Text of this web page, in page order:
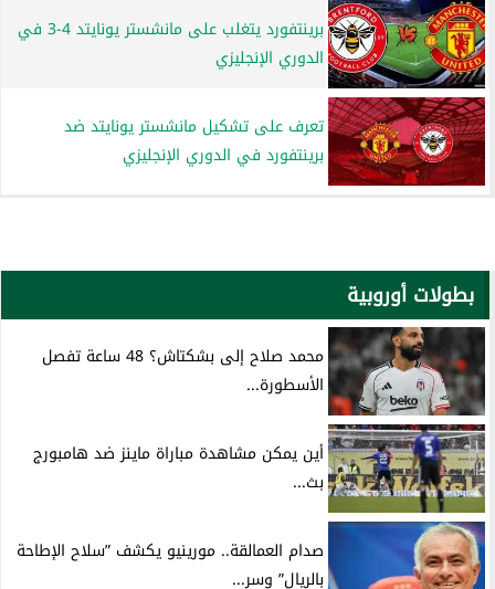
برينتفورد يتغلب على مانشستر يونايتد 4-3 في
الدوري الإنجليزي
تعرف على تشكيل مانشستر يونايتد ضد
برينتفورد في الدوري الإنجليزي
بطولات أوروبية
محمد صلاح إلى بشكتاش؟ 48 ساعة تفصل
الأسطورة...
أين يمكن مشاهدة مباراة ماينز ضد هامبورج
بث...
صدام العمالقة.. مورينيو يكشف ”سلاح الإطاحة
بالريال” وسر...